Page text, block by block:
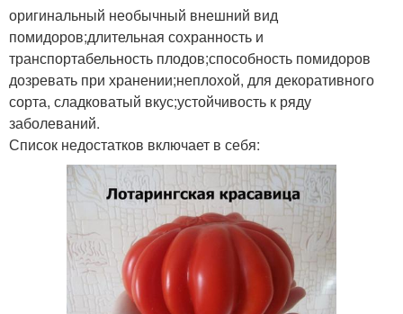
оригинальный необычный внешний вид
помидоров;длительная сохранность и
транспортабельность плодов;способность помидоров
дозревать при хранении;неплохой, для декоративного
сорта, сладковатый вкус;устойчивость к ряду
заболеваний.
Список недостатков включает в себя: